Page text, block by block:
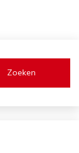
Zoeken